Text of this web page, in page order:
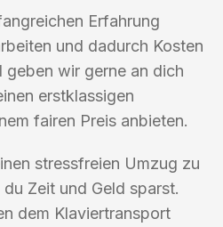
Erfahrung
und dadurch Kosten
geben wir gerne an dich
erstklassigen
fairen Preis anbieten.
stressfreien Umzug zu
Zeit und Geld sparst.
dem Klaviertransport